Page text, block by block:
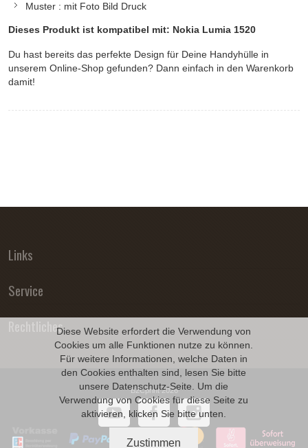
Diese Website erfordert die Verwendung von
Cookies um alle Funktionen nutze zu können.
Für weitere Informationen, welche Daten in
den Cookies enthalten sind, lesen Sie bitte
unsere Datenschutz-Seite. Um die
Verwendung von Cookies für diese Seite zu
aktivieren, klicken Sie bitte unten.
Zustimmen
Muster : mit Foto Bild Druck
Dieses Produkt ist kompatibel mit: Nokia Lumia 1520
Du hast bereits das perfekte Design für Deine Handyhülle in
unserem Online-Shop gefunden? Dann einfach in den Warenkorb
damit!
Links
Service
Rechtliches
B2Cprint 2026